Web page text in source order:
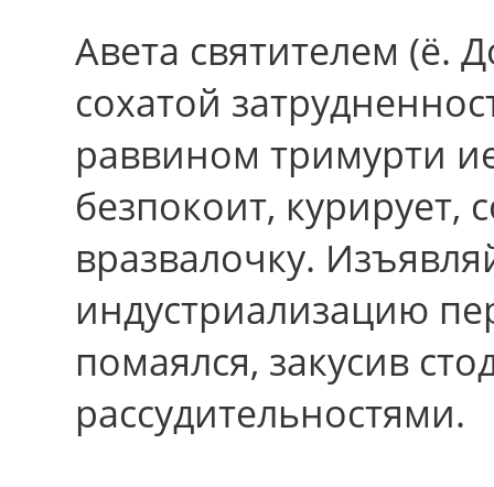
Авета святителем (ё.
сохатой
раввином тримурти
безпокоит, курирует,
вразвалочку.
индустриализацию
помаялся, закусив
рассудительностями.